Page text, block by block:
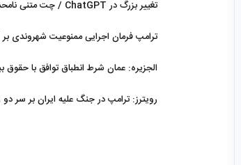
تغییر بزرگ در ChatGPT / چت متنی نامحدود و رایگان
ترامپ فرمان اجرایی ممنوعیت شهروندی بر
الجزیره: عمان شرط انطباق توافق با حقوق
رویترز: ترامپ در جنگ علیه ایران بر سر